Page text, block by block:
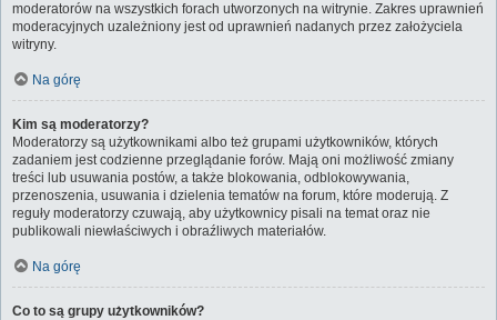
moderatorów na wszystkich forach utworzonych na witrynie. Zakres uprawnień
moderacyjnych uzależniony jest od uprawnień nadanych przez założyciela
witryny.
Na górę
Kim są moderatorzy?
Moderatorzy są użytkownikami albo też grupami użytkowników, których
zadaniem jest codzienne przeglądanie forów. Mają oni możliwość zmiany
treści lub usuwania postów, a także blokowania, odblokowywania,
przenoszenia, usuwania i dzielenia tematów na forum, które moderują. Z
reguły moderatorzy czuwają, aby użytkownicy pisali na temat oraz nie
publikowali niewłaściwych i obraźliwych materiałów.
Na górę
Co to są grupy użytkowników?